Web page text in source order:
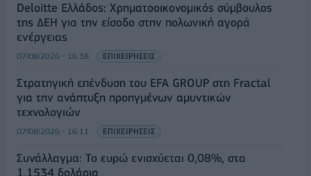
Deloitte Ελλάδος: Χρηματοοικονομικός σύμβουλος
της ΔΕΗ για την είσοδο στην πολωνική αγορά
ενέργειας
07/08/2026 - 16:38 ΕΠΙΧΕΙΡΗΣΕΙΣ
Στρατηγική επένδυση του EFA GROUP στη Fractal
για την ανάπτυξη προηγμένων αμυντικών
τεχνολογιών
07/08/2026 - 16:11 ΕΠΙΧΕΙΡΗΣΕΙΣ
Συνάλλαγμα: Το ευρώ ενισχύεται 0,08%, στα
1,1534 δολάρια